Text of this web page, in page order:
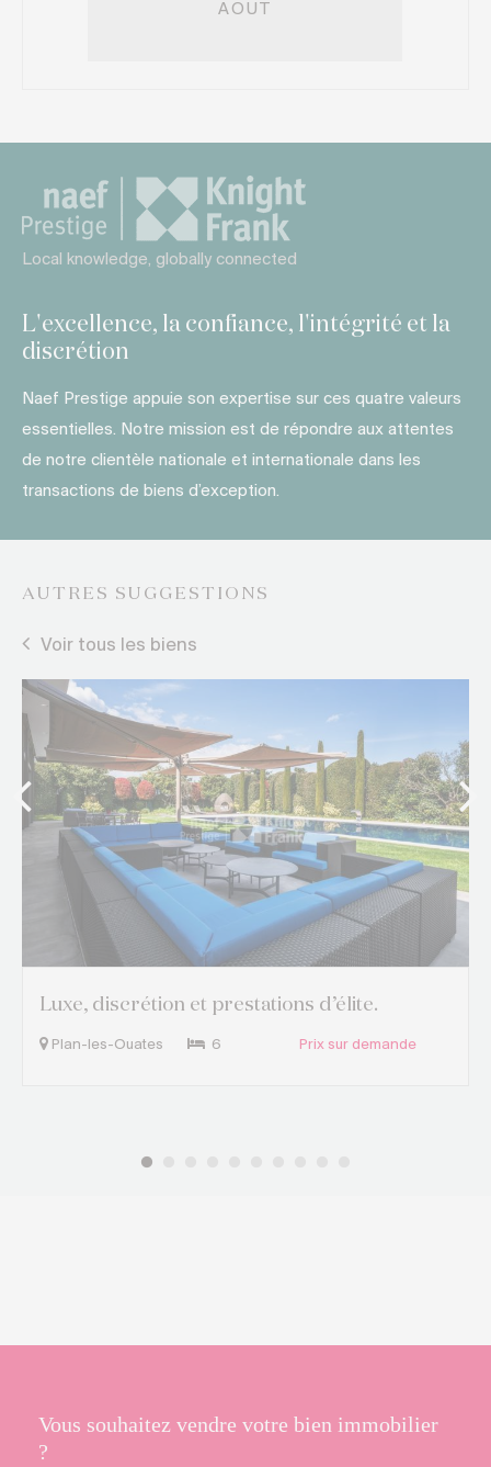
AOUT
Local knowledge, globally connected
L'excellence, la confiance, l'intégrité et la
discrétion
Naef Prestige appuie son expertise sur ces quatre valeurs
essentielles. Notre mission est de répondre aux attentes
de notre clientèle nationale et internationale dans les
transactions de biens d’exception.
AUTRES SUGGESTIONS
Voir tous les biens
Luxe, discrétion et prestations d’élite.
Plan-les-Ouates 6 Prix sur demande
Vous souhaitez vendre votre bien immobilier
?